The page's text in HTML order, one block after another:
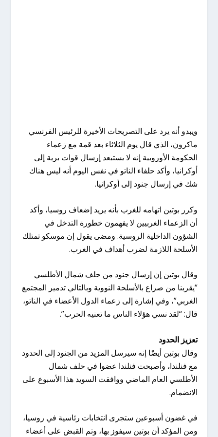
ويبدو أنه يرد على التصريحات الأخيرة للرئيس الفرنسي
ماكرون، الذي قال يوم الثلاثاء بعد قمة مع زعماء
الحكومة الأوروبية إنه لا يستبعد إرسال قوات برية إلى
أوكرانيا، وأكد حلفاء الناتو في نفس اليوم أنه ليس هناك
شك في إرسال جنود إلى أوكرانيا.
وكرر بوتين اتهامه للغرب بأنه يريد إضعاف روسيا، وأكد
أن الزعماء الغربيين لا يفهمون خطورة التدخل في
الشؤون الداخلية الروسية. ومضى يقول إن موسكو تمتلك
الأسلحة اللازمة لضرب أهداف في الغرب.
وقال بوتين إن إرسال جنود من حلف شمال الأطلسي
“يقربنا من صراع بالأسلحة النووية وبالتالي تدمير المجتمع
الغربي”، وفي إشارة إلى زعماء الدول الأعضاء في الناتو،
قال: “لقد نسي هؤلاء الناس ما تعنيه الحرب”.
تعزيز الحدود
وقال بوتين أيضًا إنه سيرسل المزيد من الجنود إلى الحدود
مع فنلندا، وأصبحت فنلندا عضوا في حلف شمال
الأطلسي العام الماضي ووافقت السويد هذا الأسبوع على
الانضمام.
في غضون أسبوعين ستجرى انتخابات رئاسية في روسيا،
ومن المؤكد أن بوتين سيفوز بها، وتم القبض على أعضاء